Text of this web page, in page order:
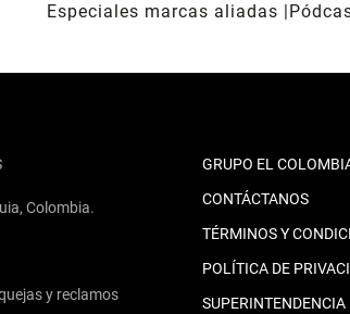
Especiales marcas aliadas
Colombia.
y reclamos
GRUPO EL
CONTÁCTANOS
TÉRMINOS Y
POLÍTICA DE
SUPERINTENDENCIA